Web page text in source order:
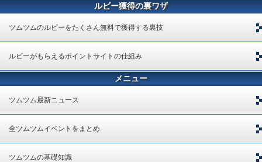
ルビー獲得の裏ワザ
ツムツムのルビーをたくさん無料で獲得する裏技
ルビーがもらえるポイントサイトの仕組み
メニュー
ツムツム最新ニュース
全ツムツムイベントをまとめ
ツムツムの基礎知識